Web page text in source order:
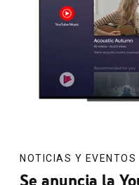
NOTICIAS Y EVENTOS
Se anuncia la